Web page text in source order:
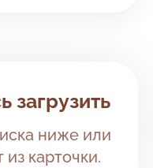
загрузить
ниже или
карточки.